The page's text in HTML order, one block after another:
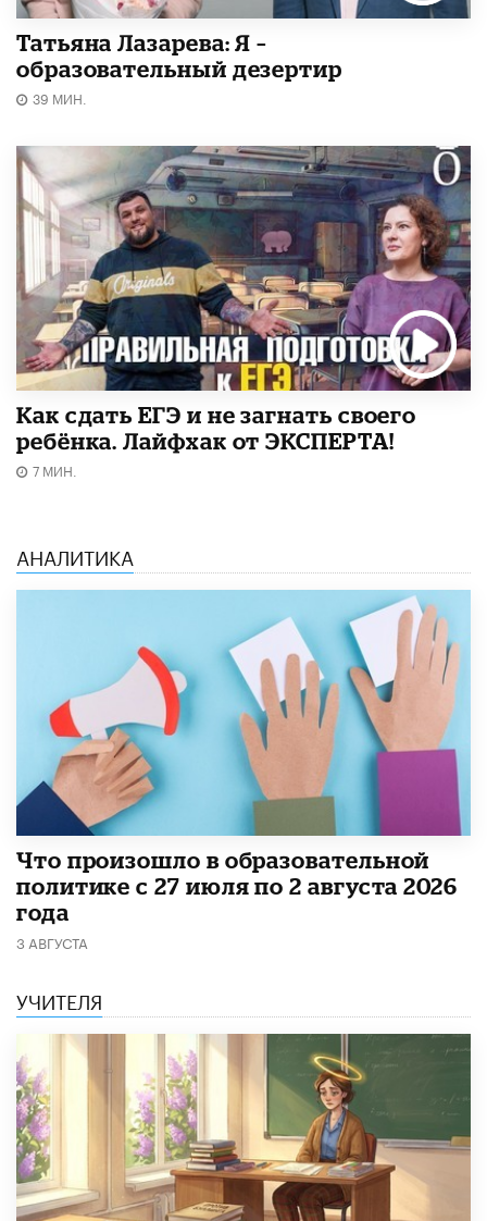
Татьяна Лазарева: Я –
образовательный дезертир
39 МИН.
​Как сдать ЕГЭ и не загнать своего
ребёнка. Лайфхак от ЭКСПЕРТА!
7 МИН.
АНАЛИТИКА
​Что произошло в образовательной
политике с 27 июля по 2 августа 2026
года
3 АВГУСТА
УЧИТЕЛЯ